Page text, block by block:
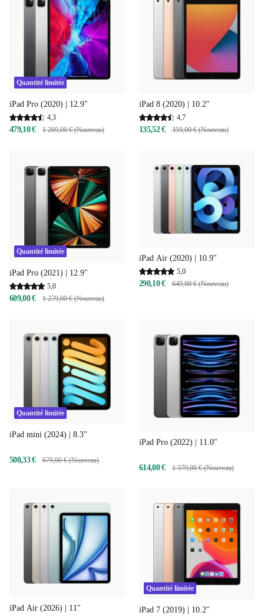
Quantité limitée
iPad Pro (2020) | 12.9"
4,3
479,10 € 1 269,00 € (Nouveau)
iPad 8 (2020) | 10.2"
4,7
135,52 € 359,00 € (Nouveau)
Quantité limitée
iPad Pro (2021) | 12.9"
5,0
609,00 € 1 279,00 € (Nouveau)
iPad Air (2020) | 10.9"
5,0
290,10 € 649,00 € (Nouveau)
Quantité limitée
iPad mini (2024) | 8.3"
500,33 € 679,00 € (Nouveau)
iPad Pro (2022) | 11.0"
614,00 € 1 379,00 € (Nouveau)
iPad Air (2026) | 11"
Quantité limitée
iPad 7 (2019) | 10.2"